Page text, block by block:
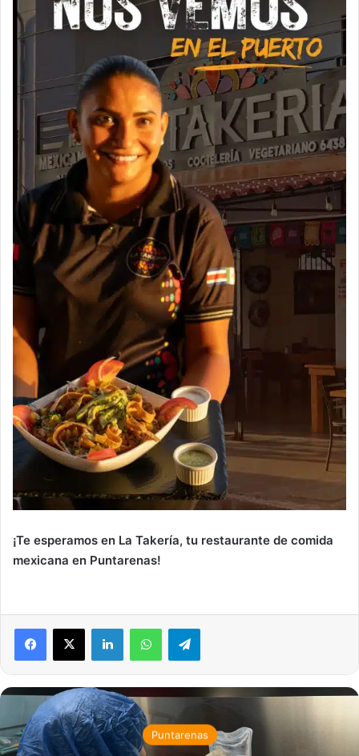
¡Te esperamos en La Takería, tu restaurante de comida
mexicana en Puntarenas!
LinkedInWhatsAppTelegram
Puntarenas